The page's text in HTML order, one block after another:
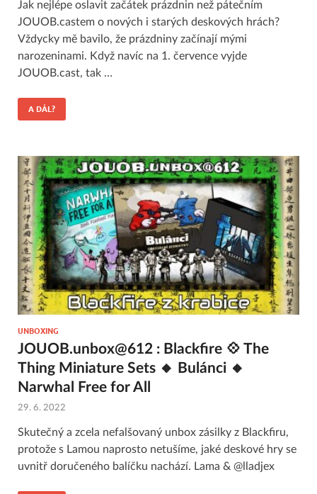
Jak nejlépe oslavit začátek prázdnin než pátečním
JOUOB.castem o nových i starých deskových hrách?
Vždycky mě bavilo, že prázdniny začínají mými
narozeninami. Když navíc na 1. července vyjde
JOUOB.cast, tak …
A DÁL?
UNBOXING
JOUOB.unbox@612 : Blackfire 💠 The
Thing Miniature Sets 🔸 Bulánci 🔸
Narwhal Free for All
29. 6. 2022
Skutečný a zcela nefalšovaný unbox zásilky z Blackfiru,
protože s Lamou naprosto netušíme, jaké deskové hry se
uvnitř doručeného balíčku nachází. Lama & @lladjex